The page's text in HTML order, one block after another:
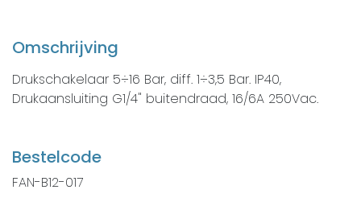
Omschrijving
Drukschakelaar 5÷16 Bar, diff. 1÷3,5 Bar. IP40,
Drukaansluiting G1/4" buitendraad, 16/6A 250Vac.
Bestelcode
FAN-B12-017